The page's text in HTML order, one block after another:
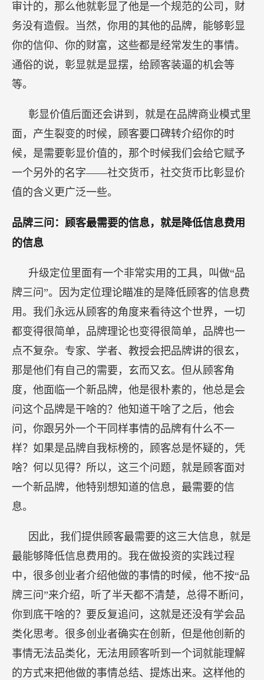
审计的，那么他就彰显了他是一个规范的公司，财
务没有造假。当然，你用的其他的品牌，能够彰显
你的信仰、你的财富，这些都是经常发生的事情。
通俗的说，彰显就是显摆，给顾客装逼的机会等
等。
彰显价值后面还会讲到，就是在品牌商业模式里
面，产生裂变的时候，顾客要口碑转介绍你的时
候，是需要彰显价值的，那个时候我们会给它赋予
一个另外的名字——社交货币，社交货币比彰显价
值的含义更广泛一些。
品牌三问：顾客最需要的信息，就是降低信息费用
的信息
升级定位里面有一个非常实用的工具，叫做“品
牌三问”。因为定位理论瞄准的是降低顾客的信息费
用。我们永远从顾客的角度来看待这个世界，一切
都变得很简单，品牌理论也变得很简单，品牌也一
点不复杂。专家、学者、教授会把品牌讲的很玄，
那是他们有自己的需要，玄而又玄。但从顾客角
度，他面临一个新品牌，他是很朴素的，他总是会
问这个品牌是干啥的？他知道干啥了之后，他会
问，你跟另外一个干同样事情的品牌有什么不一
样？如果是品牌自我标榜的，顾客总是怀疑的，凭
啥？何以见得？所以，这三个问题，就是顾客面对
一个新品牌，他特别想知道的信息，最需要的信
息。
因此，我们提供顾客最需要的这三大信息，就是
最能够降低信息费用的。我在做投资的实践过程
中，很多创业者介绍他做的事情的时候，他不按“品
牌三问”来介绍，听了半天都不清楚，总得不断问，
你到底干啥的？要反复追问，这就是还没有学会品
类化思考。很多创业者确实在创新，但是他创新的
事情无法品类化，无法用顾客听到一个词就能理解
的方式来把他做的事情总结、提炼出来。这样他的